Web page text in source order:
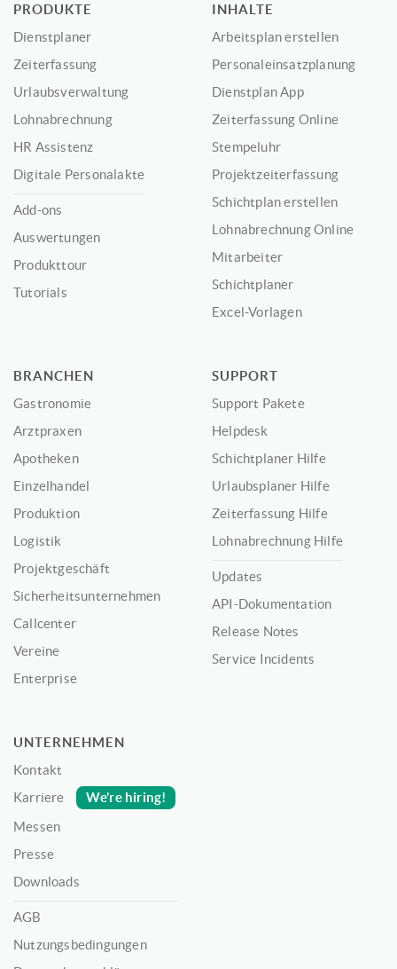
PRODUKTE
Dienstplaner
Zeiterfassung
Urlaubsverwaltung
Lohnabrechnung
HR Assistenz
Digitale Personalakte
Add-ons
Auswertungen
Produkttour
Tutorials
INHALTE
Arbeitsplan erstellen
Personaleinsatzplanung
Dienstplan App
Zeiterfassung Online
Stempeluhr
Projektzeiterfassung
Schichtplan erstellen
Lohnabrechnung Online
Mitarbeiter
Schichtplaner
Excel-Vorlagen
BRANCHEN
Gastronomie
Arztpraxen
Apotheken
Einzelhandel
Produktion
Logistik
Projektgeschäft
Sicherheitsunternehmen
Callcenter
Vereine
Enterprise
SUPPORT
Support Pakete
Helpdesk
Schichtplaner Hilfe
Urlaubsplaner Hilfe
Zeiterfassung Hilfe
Lohnabrechnung Hilfe
Updates
API-Dokumentation
Release Notes
Service Incidents
UNTERNEHMEN
Kontakt
Karriere
We’re hiring!
Messen
Presse
Downloads
AGB
Nutzungsbedingungen